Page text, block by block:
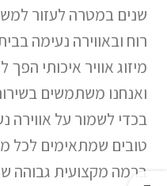
שנים במטרה לעזור
רוח ובאווירה נעימה
מיזוג אוויר איכותי
ואנחנו משתמשים
בכדי לשמור על אווירה
טובים שמתאימים לכל
ברמה מקצועית גבוהה